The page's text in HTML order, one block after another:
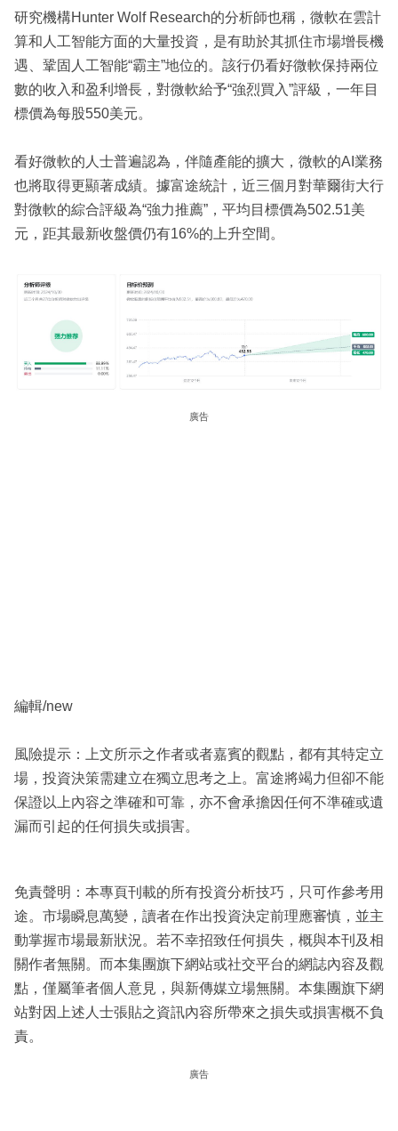
研究機構Hunter Wolf Research的分析師也稱，微軟在雲計
算和人工智能方面的大量投資，是有助於其抓住市場增長機
遇、鞏固人工智能“霸主”地位的。該行仍看好微軟保持兩位
數的收入和盈利增長，對微軟給予“強烈買入”評級，一年目
標價為每股550美元。
看好微軟的人士普遍認為，伴隨產能的擴大，微軟的AI業務
也將取得更顯著成績。據富途統計，近三個月對華爾街大行
對微軟的綜合評級為“強力推薦”，平均目標價為502.51美
元，距其最新收盤價仍有16%的上升空間。
廣告
編輯/new
風險提示：上文所示之作者或者嘉賓的觀點，都有其特定立
場，投資決策需建立在獨立思考之上。富途將竭力但卻不能
保證以上內容之準確和可靠，亦不會承擔因任何不準確或遺
漏而引起的任何損失或損害。
免責聲明：本專頁刊載的所有投資分析技巧，只可作參考用
途。市場瞬息萬變，讀者在作出投資決定前理應審慎，並主
動掌握市場最新狀況。若不幸招致任何損失，概與本刊及相
關作者無關。而本集團旗下網站或社交平台的網誌內容及觀
點，僅屬筆者個人意見，與新傳媒立場無關。本集團旗下網
站對因上述人士張貼之資訊內容所帶來之損失或損害概不負
責。
廣告